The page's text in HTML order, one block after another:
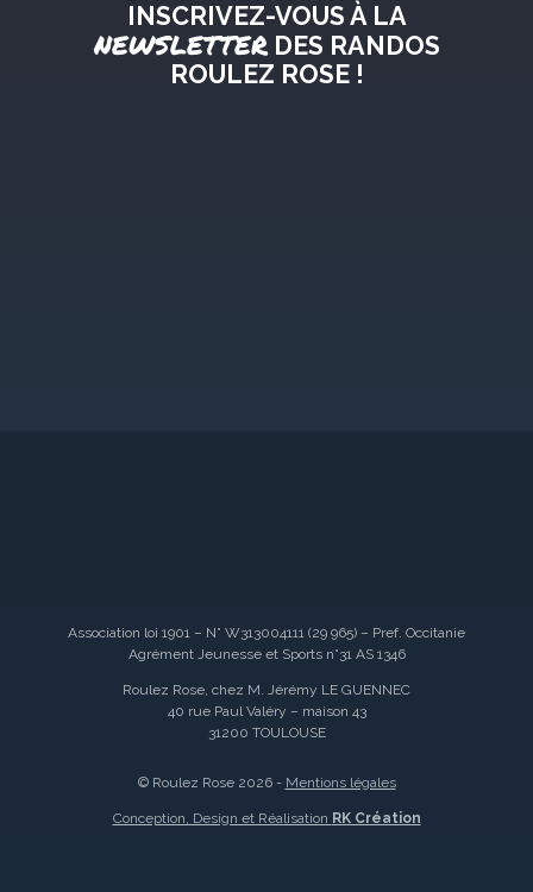
INSCRIVEZ-VOUS À LA
NEWSLETTERDES RANDOS
ROULEZ ROSE !
Association loi 1901 – N° W313004111 (29 965) – Pref. Occitanie
Agrément Jeunesse et Sports n°31 AS 1346
Roulez Rose, chez M. Jérémy LE GUENNEC
40 rue Paul Valéry – maison 43
31200 TOULOUSE
© Roulez Rose 2026 - Mentions légales
Conception, Design et Réalisation RK Création